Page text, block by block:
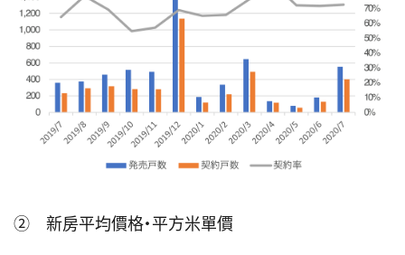
② 新房平均價格・平方米單價